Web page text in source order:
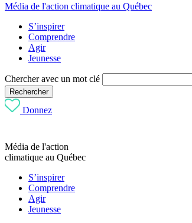
Média de l'action climatique au Québec
S’inspirer
Comprendre
Agir
Jeunesse
Chercher avec un mot clé
Rechercher
Donnez
Média de l'action
climatique au Québec
S’inspirer
Comprendre
Agir
Jeunesse